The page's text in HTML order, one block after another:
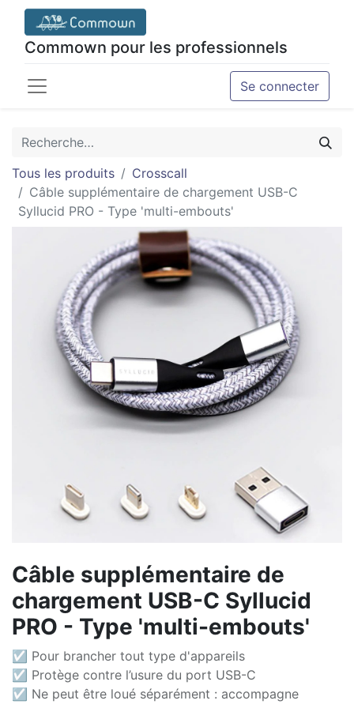
Commown pour les professionnels
Se connecter
Tous les produits
Crosscall
Câble supplémentaire de chargement USB-C
Syllucid PRO - Type 'multi-embouts'
Câble supplémentaire de
chargement USB-C Syllucid
PRO - Type 'multi-embouts'
☑ Pour brancher tout type d'appareils
☑ Protège contre l’usure du port USB-C
☑ Ne peut être loué séparément : accompagne